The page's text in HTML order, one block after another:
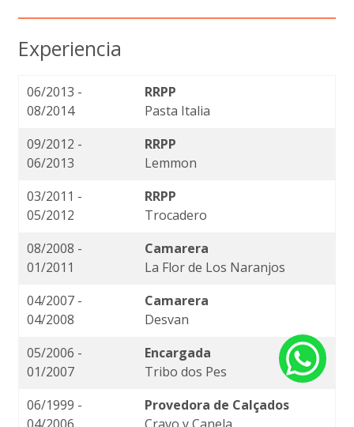
Experiencia
06/2013 -
08/2014
RRPP
Pasta Italia
09/2012 -
06/2013
RRPP
Lemmon
03/2011 -
05/2012
RRPP
Trocadero
08/2008 -
01/2011
Camarera
La Flor de Los Naranjos
04/2007 -
04/2008
Camarera
Desvan
05/2006 -
01/2007
Encargada
Tribo dos Pes
06/1999 -
Provedora de Calçados